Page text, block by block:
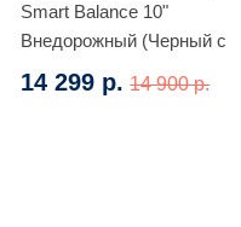
Smart Balance 10"
Внедорожный (Черный с
красными молниями)
14 299 р. 14 900 р.